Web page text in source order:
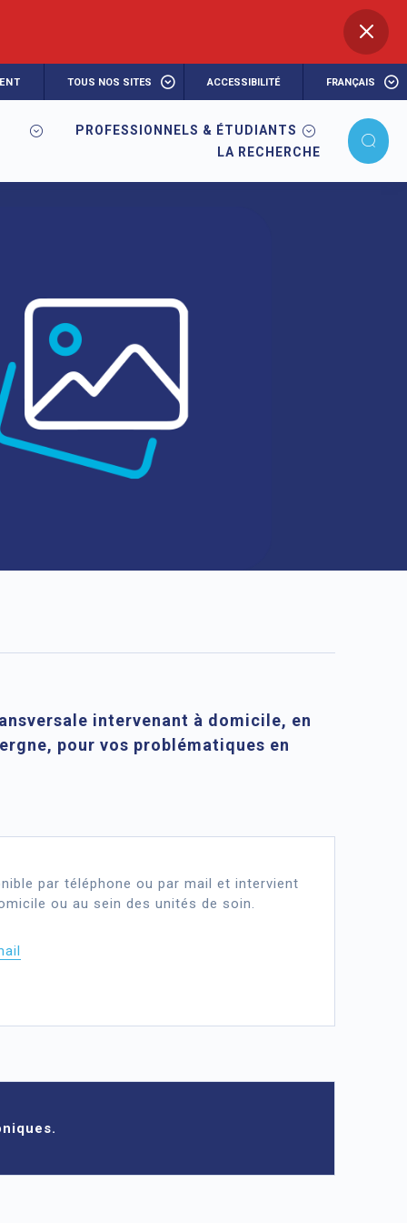
TOUS NOS SITES ACCESSIBILITÉ FRANÇAIS
PROFESSIONNELS & ÉTUDIANTS
LA RECHERCHE
intervenant à domicile, en
pour vos problématiques en
par téléphone ou par mail et intervient
ou au sein des unités de soin.